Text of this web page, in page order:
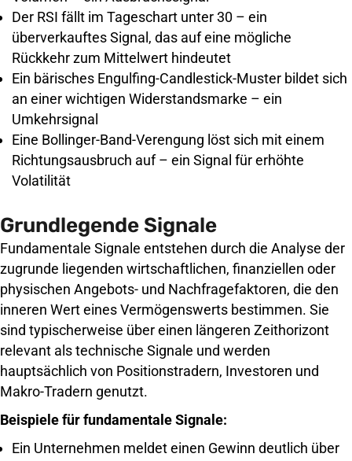
Der RSI fällt im Tageschart unter 30 – ein
überverkauftes Signal, das auf eine mögliche
Rückkehr zum Mittelwert hindeutet
Ein bärisches Engulfing-Candlestick-Muster bildet sich
an einer wichtigen Widerstandsmarke – ein
Umkehrsignal
Eine Bollinger-Band-Verengung löst sich mit einem
Richtungsausbruch auf – ein Signal für erhöhte
Volatilität
Grundlegende Signale
Fundamentale Signale entstehen durch die Analyse der
zugrunde liegenden wirtschaftlichen, finanziellen oder
physischen Angebots- und Nachfragefaktoren, die den
inneren Wert eines Vermögenswerts bestimmen. Sie
sind typischerweise über einen längeren Zeithorizont
relevant als technische Signale und werden
hauptsächlich von Positionstradern, Investoren und
Makro-Tradern genutzt.
Beispiele für fundamentale Signale:
Ein Unternehmen meldet einen Gewinn deutlich über